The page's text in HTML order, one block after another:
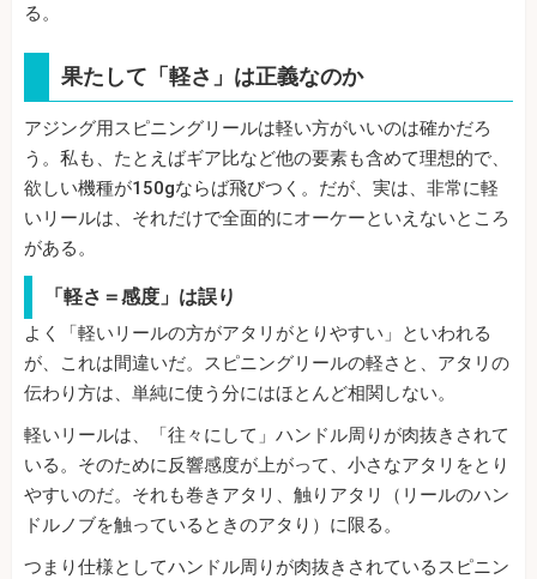
る。
果たして「軽さ」は正義なのか
アジング用スピニングリールは軽い方がいいのは確かだろ
う。私も、たとえばギア比など他の要素も含めて理想的で、
欲しい機種が150gならば飛びつく。だが、実は、非常に軽
いリールは、それだけで全面的にオーケーといえないところ
がある。
「軽さ＝感度」は誤り
よく「軽いリールの方がアタリがとりやすい」といわれる
が、これは間違いだ。スピニングリールの軽さと、アタリの
伝わり方は、単純に使う分にはほとんど相関しない。
軽いリールは、「往々にして」ハンドル周りが肉抜きされて
いる。そのために反響感度が上がって、小さなアタリをとり
やすいのだ。それも巻きアタリ、触りアタリ（リールのハン
ドルノブを触っているときのアタり）に限る。
つまり仕様としてハンドル周りが肉抜きされているスピニン